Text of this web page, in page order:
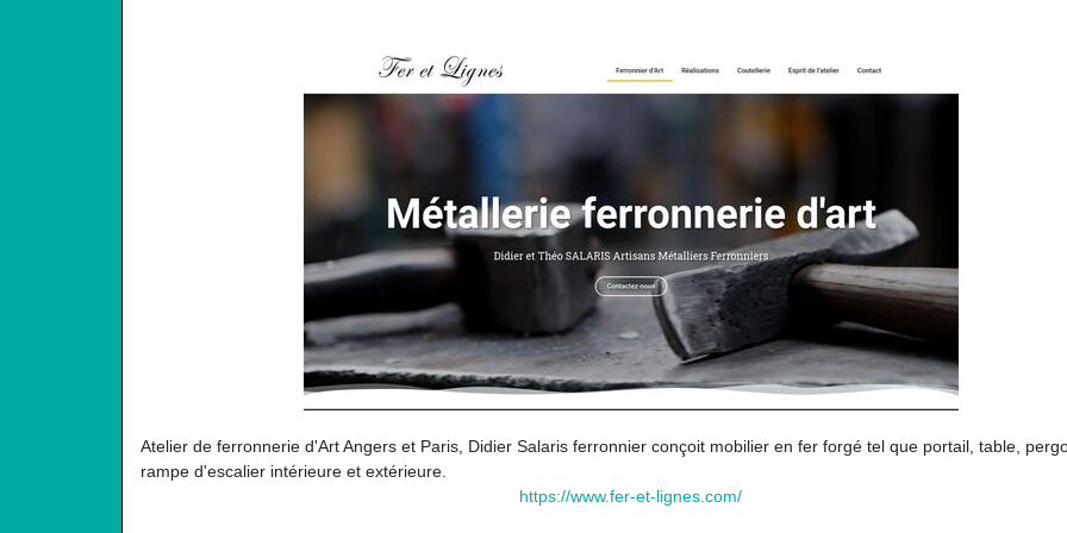
Atelier de ferronnerie d'Art Angers et Paris, Didier Salaris ferronnier conçoit mobilier en fer forgé tel que portail, table,
rampe d'escalier intérieure et extérieure.
https://www.fer-et-lignes.com/